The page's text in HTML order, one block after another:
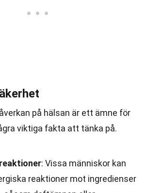
på hälsan är ett ämne för
viktiga fakta att tänka på.
: Vissa människor kan
reaktioner mot ingredienser